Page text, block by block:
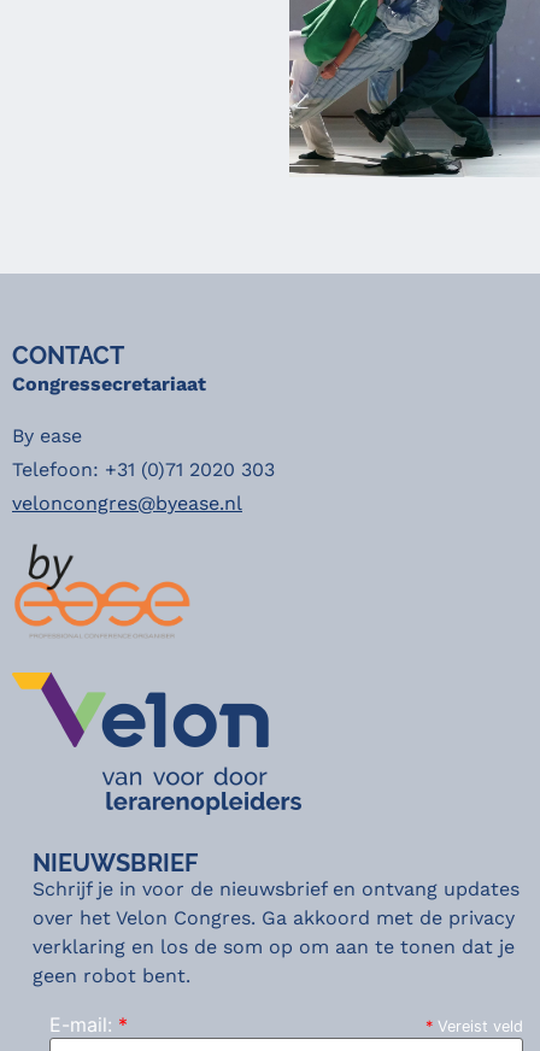
CONTACT
Congressecretariaat
By ease
Telefoon: +31 (0)71 2020 303
veloncongres@byease.nl
NIEUWSBRIEF
Schrijf je in voor de nieuwsbrief en ontvang updates
over het Velon Congres. Ga akkoord met de privacy
verklaring en los de som op om aan te tonen dat je
geen robot bent.
* Vereist veld
E-mail: *